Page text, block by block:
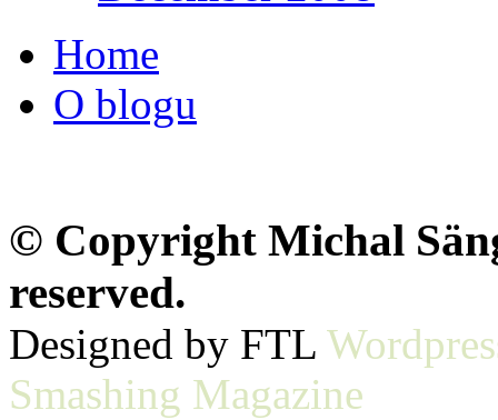
Home
O blogu
© Copyright Michal
reserved.
Designed by FTL
Smashing Magazine